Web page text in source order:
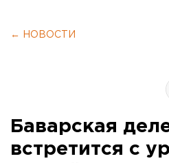
← НОВОСТИ
Баварская
встретится с